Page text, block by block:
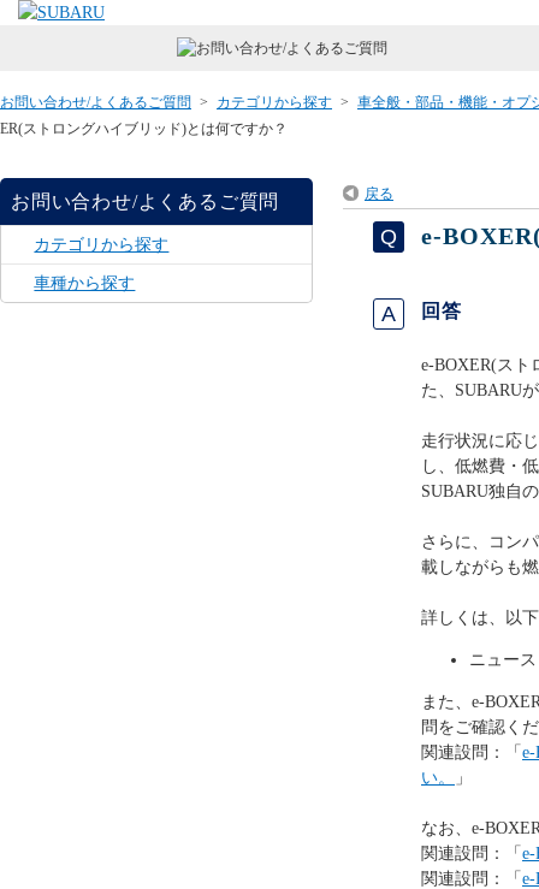
お問い合わせ/よくあるご質問 > カテゴリから探す > 車全般・部品・機能・オプ
ER(ストロングハイブリッド)とは何ですか？
お問い合わせ/よくあるご質問
カテゴリから探す
車種から探す
戻る
e-
回答
e-BOXER(スト
た、SUBARU
走行状況に応
し、低燃費・
SUBARU独自
さらに、コン
載しながらも
詳しくは、以
ニュー
また、e-
問をご確認く
関連設問：「
い。
」
なお、e-
関連設問：「
関連設問：「